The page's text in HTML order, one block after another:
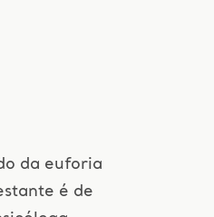
da euforia
é de